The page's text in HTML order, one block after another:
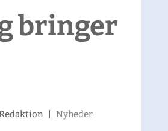
bringer
|Nyheder